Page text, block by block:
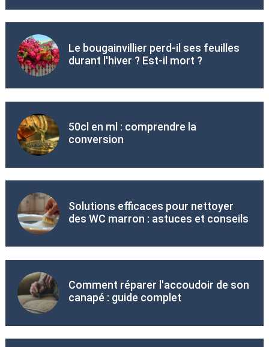
Le bougainvillier perd-il ses feuilles
durant l'hiver ? Est-il mort ?
50cl en ml : comprendre la
conversion
Solutions efficaces pour nettoyer
des WC marron : astuces et conseils
Comment réparer l'accoudoir de son
canapé : guide complet